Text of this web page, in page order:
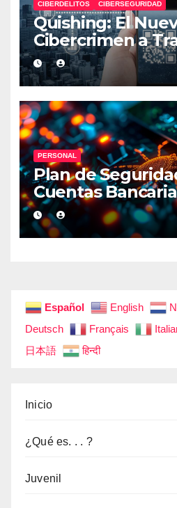
CIBERDELITOS CIBERSEGURIDAD
Quishing: El
Cibercrimen a
Códigos QR
PERSONAL
Plan de
Cuentas
Español English
Deutsch
Français
日本語
हिन्दी
Inicio
¿Qué es. . . ?
Juvenil